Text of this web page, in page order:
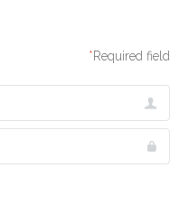
Required field